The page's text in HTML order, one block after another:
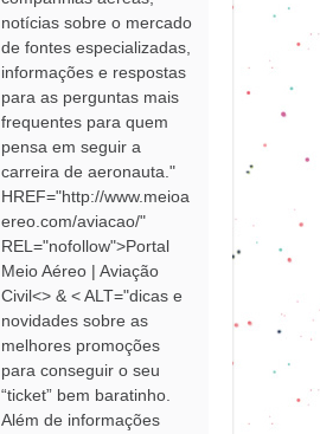
notícias sobre o mercado
de fontes especializadas,
informações e respostas
para as perguntas mais
frequentes para quem
pensa em seguir a
carreira de aeronauta."
HREF="http://www.meioa
ereo.com/aviacao/"
REL="nofollow">Portal
Meio Aéreo | Aviação
Civil<> & < ALT="dicas e
novidades sobre as
melhores promoções
para conseguir o seu
“ticket” bem baratinho.
Além de informações